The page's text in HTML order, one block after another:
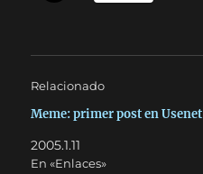
Relacionado
Meme: primer post en Usenet
2005.1.11
En «Enlaces»